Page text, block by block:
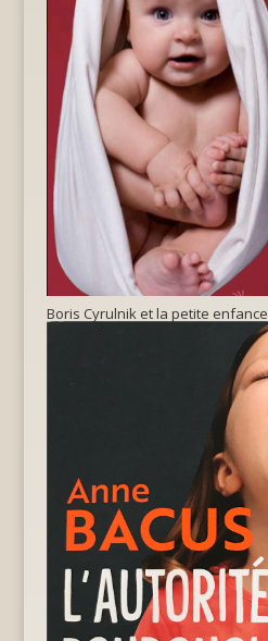
Boris Cyrulnik et la petite enfance